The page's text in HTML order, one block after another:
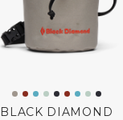
BLACK DIAMOND